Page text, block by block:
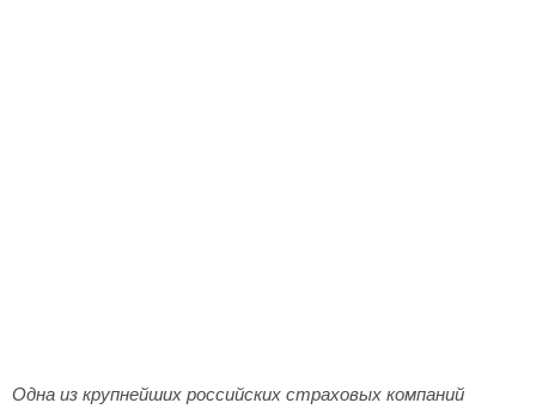
Одна из крупнейших российских страховых компаний